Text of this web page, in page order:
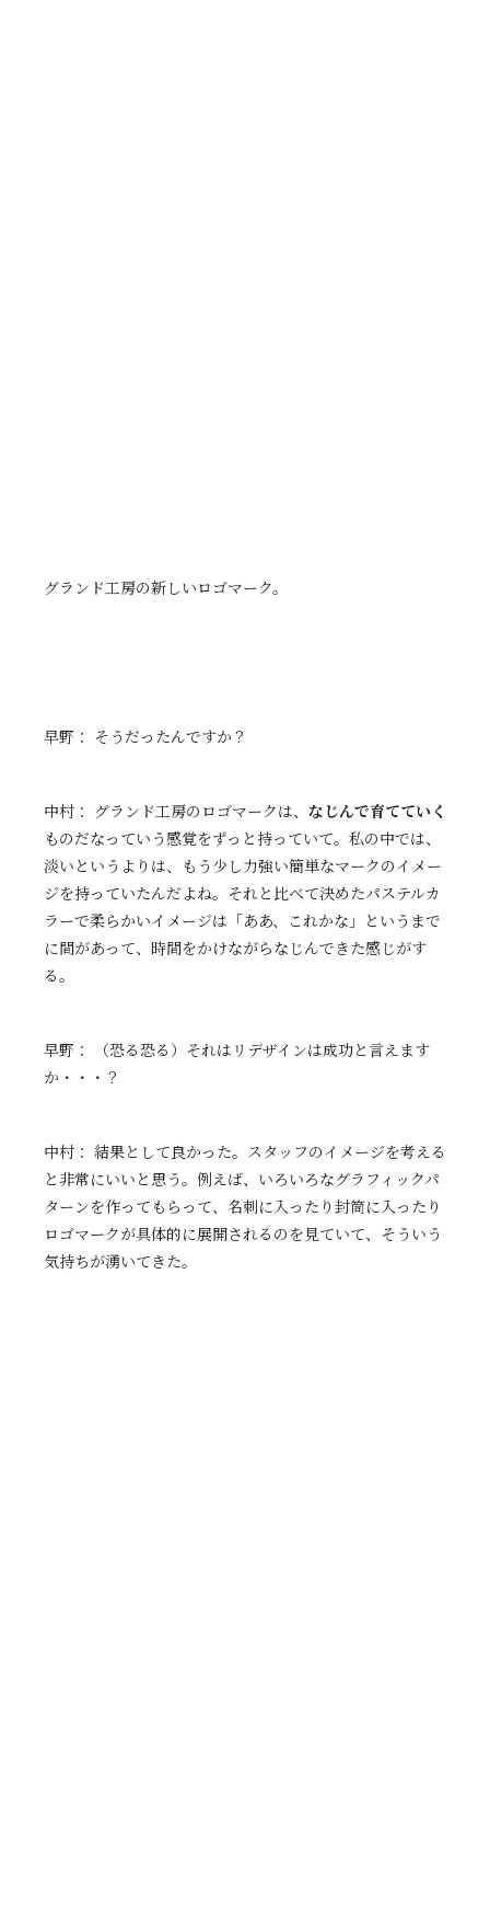
グランド工房の新しいロゴマーク。
早野： そうだったんですか？
中村： グランド工房のロゴマークは、 なじんで育てていく
ものだなっていう感覚をずっと持っていて。私の中では、
淡いというよりは、もう少し力強い簡単なマークのイメー
ジを持っていたんだよね。それと比べて決めたパステルカ
ラーで柔らかいイメージは「ああ、これかな」というまで
に間があって、時間をかけながらなじんできた感じがす
る。
早野： （恐る恐る）それはリデザインは成功と言えます
か・・・？
中村： 結果として良かった。スタッフのイメージを考える
と非常にいいと思う。例えば、いろいろなグラフィックパ
ターンを作ってもらって、名刺に入ったり封筒に入ったり
ロゴマークが具体的に展開されるのを見ていて、そういう
気持ちが湧いてきた。